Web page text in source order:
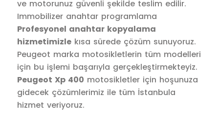
ve motorunuz güvenli şekilde teslim edilir.
Immobilizer anahtar programlama
Profesyonel anahtar kopyalama
hizmetimizle kısa sürede çözüm sunuyoruz.
Peugeot marka motosikletlerin tüm modelleri
için bu işlemi başarıyla gerçekleştirmekteyiz.
Peugeot Xp 400 motosikletler için hoşunuza
gidecek çözümlerimiz ile tüm İstanbula
hizmet veriyoruz.